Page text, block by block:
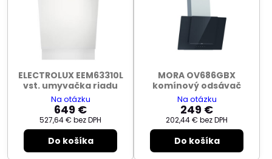
ELECTROLUX EEM63310L
vst. umyvačka riadu
Na otázku
649 €
527,64 € bez DPH
Do košíka
MORA OV686GBX
komínový odsávač
Na otázku
249 €
202,44 € bez DPH
Do košíka